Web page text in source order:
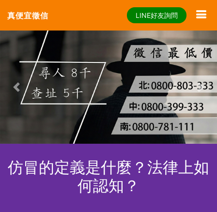
真便宜徵信 LINE好友詢問
Previous Next
仿冒的定義是什麼？法律上如
何認知？